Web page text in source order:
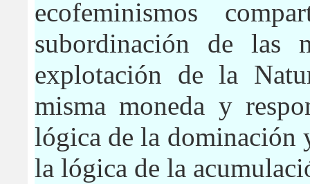
ecofeminismos
subordinación de las
explotación de la
misma moneda y
lógica de la dominación
la lógica de la